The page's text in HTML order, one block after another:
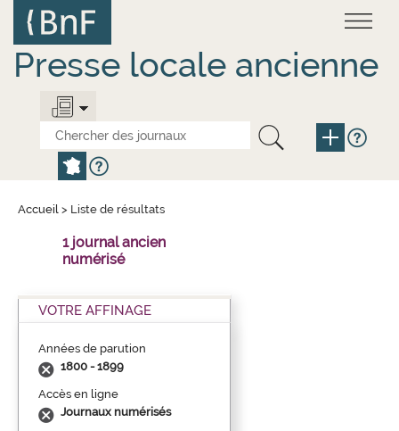
contenu
principal
Presse locale ancienne
Accueil > Liste de résultats
1 journal ancien
numérisé
VOTRE AFFINAGE
Années de parution
1800 - 1899
Accès en ligne
Journaux numérisés
Panneau de gestion des cookies